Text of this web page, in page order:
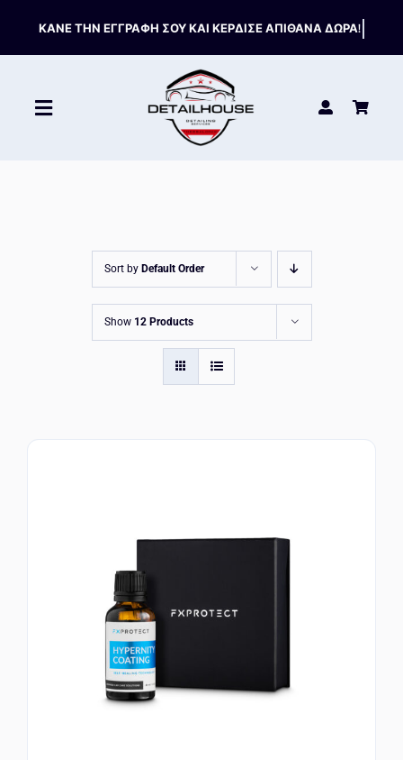
content
Toggle
ΑΞΕΣΟΥΑΡ
HOT OFFERS
Sort by Default Order
Show 12 Products